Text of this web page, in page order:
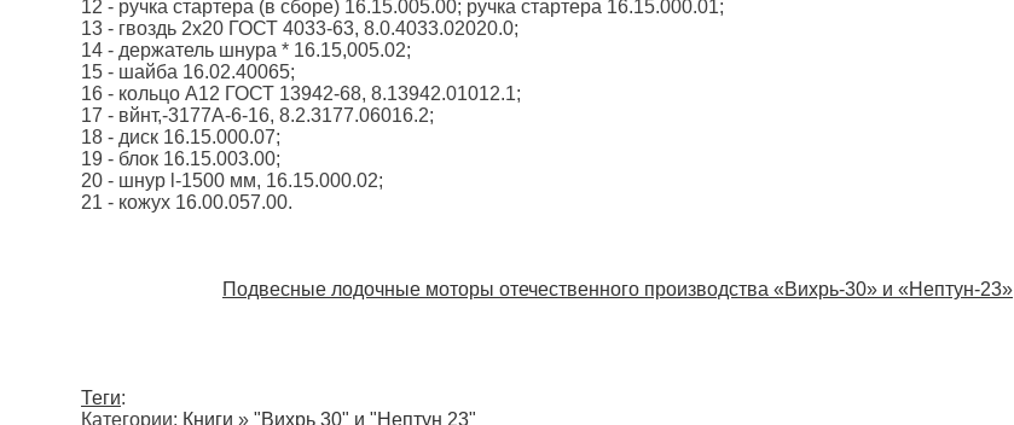
12 - ручка стартера (в сборе) 16.15.005.00; ручка стартера 16.15.000.01;
13 - гвоздь 2x20 ГОСТ 4033-63, 8.0.4033.02020.0;
14 - держатель шнура * 16.15,005.02;
15 - шайба 16.02.40065;
16 - кольцо А12 ГОСТ 13942-68, 8.13942.01012.1;
17 - вйнт,-3177А-6-16, 8.2.3177.06016.2;
18 - диск 16.15.000.07;
19 - блок 16.15.003.00;
20 - шнур l-1500 мм, 16.15.000.02;
21 - кожух 16.00.057.00.
Подвесные лодочные моторы отечественного производства «Вихрь-30» и «Нептун-23»
Теги:
Категории: Книги » "Вихрь 30" и "Нептун 23"